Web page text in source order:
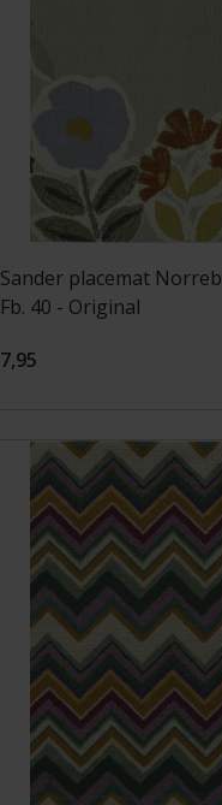
Sander placemat
Fb. 40 - Original
7,95